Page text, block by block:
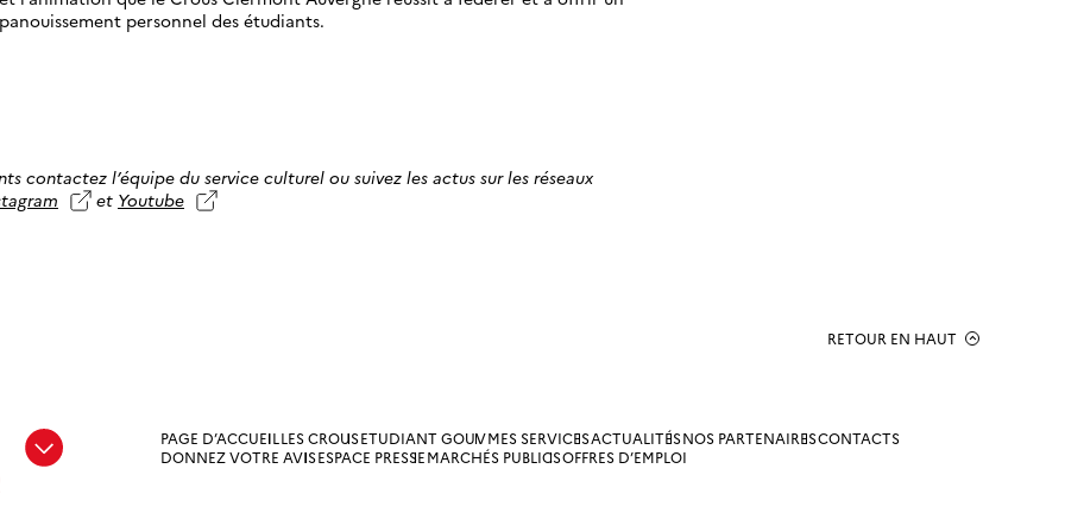
personnel des étudiants.
contactez l’équipe du service culturel ou suivez les actus sur les réseaux
et Youtube
PAGE D’ACCUEILLES CROUSETUDIANT GOUVMES SERVICESACTUALITÉSNOS PARTENAIRESCONTACTS
DONNEZ VOTRE AVISESPACE PRESSEMARCHÉS PUBLICSOFFRES D’EMPLOI
RETOUR EN HAUT